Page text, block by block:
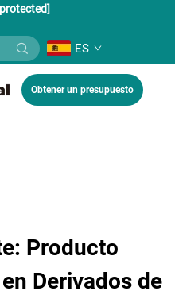
ES
Obtener un presupuesto
Producto
Derivados de